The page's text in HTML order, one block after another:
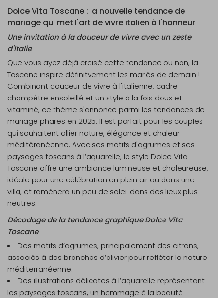
Dolce Vita Toscane : la nouvelle tendance de
mariage qui met l'art de vivre italien à l'honneur
Une invitation à la douceur de vivre avec un zeste
d'Italie
Que vous ayez déjà croisé cette tendance ou non, la
Toscane inspire définitvement les mariés de demain !
Combinant douceur de vivre à l'italienne, cadre
champêtre ensoleillé et un style à la fois doux et
vitaminé, ce thème s'annonce parmi les tendances de
mariage phares en 2025. Il est parfait pour les couples
qui souhaitent allier nature, élégance et chaleur
méditéranéenne. Avec ses motifs d'agrumes et ses
paysages toscans à l’aquarelle, le style Dolce Vita
Toscane offre une ambiance lumineuse et chaleureuse,
idéale pour une célébration en plein air ou dans une
villa, et ramènera un peu de soleil dans des lieux plus
neutres.
Décodage de la tendance graphique Dolce Vita
Toscane
Des motifs d’agrumes, principalement des citrons,
associés à des branches d’olivier pour refléter la nature
méditerranéenne.
Des illustrations délicates à l’aquarelle représentant
les paysages toscans, un hommage à la beauté